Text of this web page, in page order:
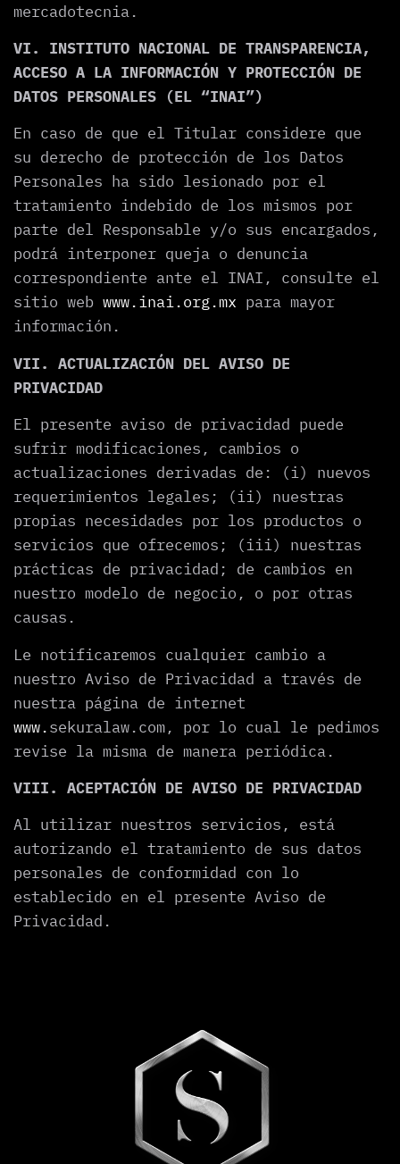
mercadotecnia.
VI. INSTITUTO NACIONAL DE TRANSPARENCIA,
ACCESO A LA INFORMACIÓN Y PROTECCIÓN DE
DATOS PERSONALES (EL “INAI”)
En caso de que el Titular considere que
su derecho de protección de los Datos
Personales ha sido lesionado por el
tratamiento indebido de los mismos por
parte del Responsable y/o sus encargados,
podrá interponer queja o denuncia
correspondiente ante el INAI, consulte el
sitio web www.inai.org.mx para mayor
información.
VII. ACTUALIZACIÓN DEL AVISO DE
PRIVACIDAD
El presente aviso de privacidad puede
sufrir modificaciones, cambios o
actualizaciones derivadas de: (i) nuevos
requerimientos legales; (ii) nuestras
propias necesidades por los productos o
servicios que ofrecemos; (iii) nuestras
prácticas de privacidad; de cambios en
nuestro modelo de negocio, o por otras
causas.
Le notificaremos cualquier cambio a
nuestro Aviso de Privacidad a través de
nuestra página de internet
www.sekuralaw.com, por lo cual le pedimos
revise la misma de manera periódica.
VIII. ACEPTACIÓN DE AVISO DE PRIVACIDAD
Al utilizar nuestros servicios, está
autorizando el tratamiento de sus datos
personales de conformidad con lo
establecido en el presente Aviso de
Privacidad.